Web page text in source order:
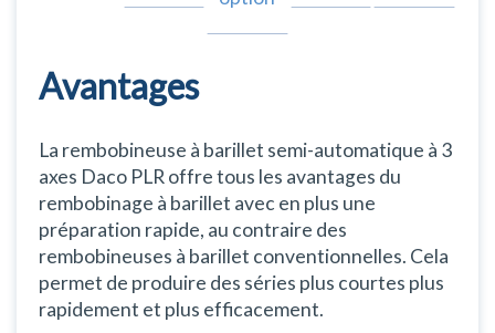
Avantages
La rembobineuse à barillet semi-automatique à 3
axes Daco PLR offre tous les avantages du
rembobinage à barillet avec en plus une
préparation rapide, au contraire des
rembobineuses à barillet conventionnelles. Cela
permet de produire des séries plus courtes plus
rapidement et plus efficacement.